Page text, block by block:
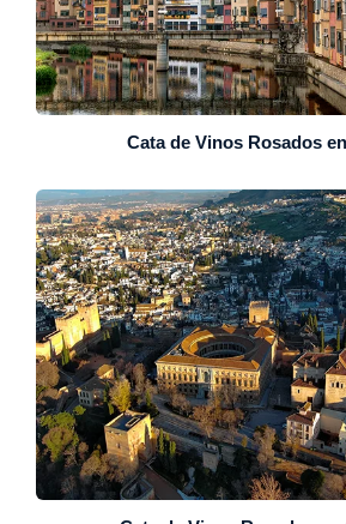
Cata de Vinos Rosados